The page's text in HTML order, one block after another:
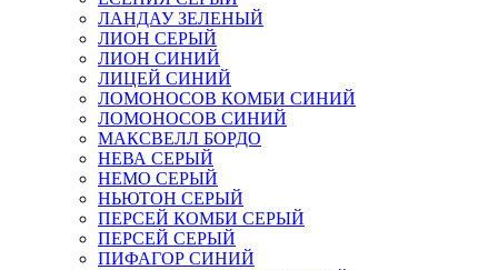
ЛАНДАУ ЗЕЛЕНЫЙ
ЛИОН СЕРЫЙ
ЛИОН СИНИЙ
ЛИЦЕЙ СИНИЙ
ЛОМОНОСОВ КОМБИ СИНИЙ
ЛОМОНОСОВ СИНИЙ
МАКСВЕЛЛ БОРДО
НЕВА СЕРЫЙ
НЕМО СЕРЫЙ
НЬЮТОН СЕРЫЙ
ПЕРСЕЙ КОМБИ СЕРЫЙ
ПЕРСЕЙ СЕРЫЙ
ПИФАГОР СИНИЙ